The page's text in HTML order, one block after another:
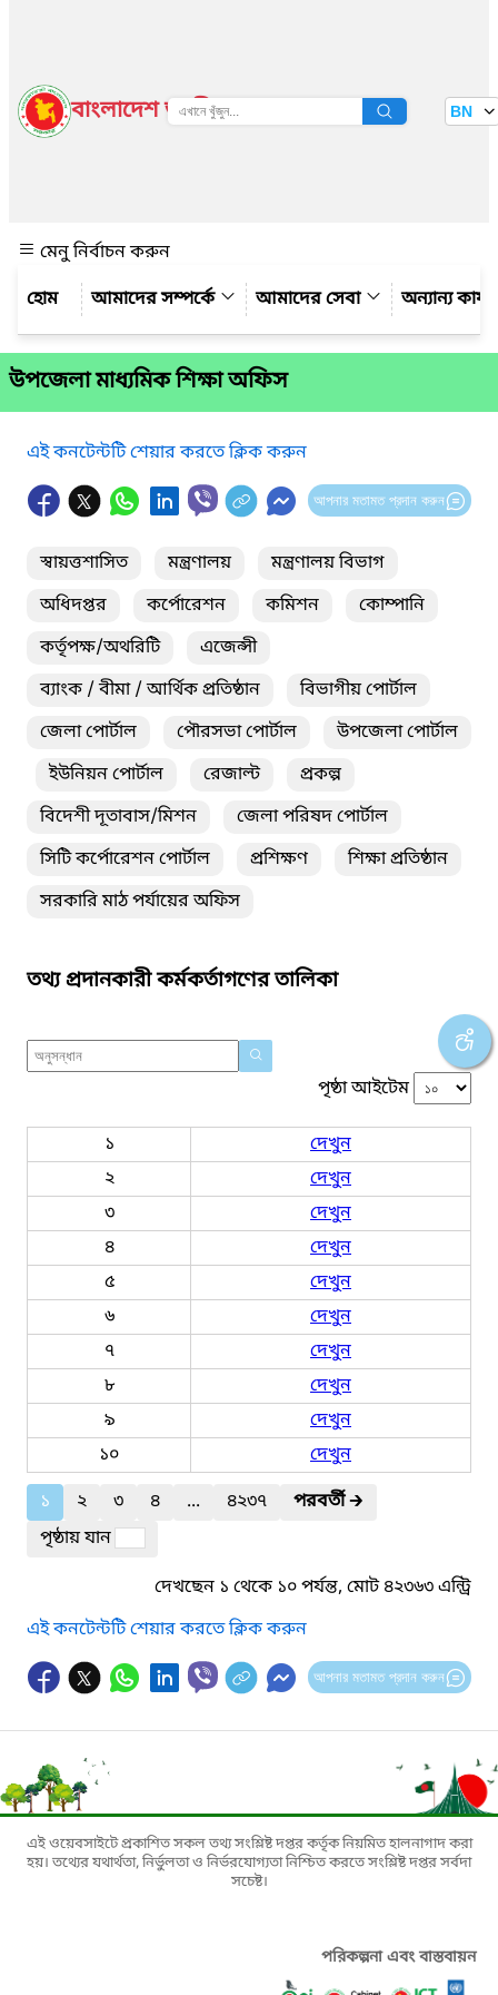
বাংলাদেশ জাতীয় তথ্য বাতায়ন BN
মেনু নির্বাচন করুন
আমাদের সম্পর্কে
আমাদের সেবা অন্যান্য
উপজেলা মাধ্যমিক শিক্ষা অফিস
এই কনটেন্টটি শেয়ার করতে ক্লিক করুন
আপনার মতামত প্রদান করুন
স্বায়ত্তশাসিত মন্ত্রণালয়
মন্ত্রণালয় বিভাগ
অধিদপ্তর
কর্পোরেশন কমিশন
কোম্পানি
কর্তৃপক্ষ/অথরিটি
এজেন্সী
ব্যাংক / বীমা / আর্থিক প্রতিষ্ঠান
বিভাগীয় পোর্টাল
জেলা পোর্টাল
পৌরসভা পোর্টাল
উপজেলা পোর্টাল
ইউনিয়ন পোর্টাল
রেজাল্ট
প্রকল্প
বিদেশী দূতাবাস/মিশন
জেলা পরিষদ পোর্টাল
সিটি কর্পোরেশন পোর্টাল
প্রশিক্ষণ
শিক্ষা প্রতিষ্ঠান
সরকারি মাঠ পর্যায়ের অফিস
তথ্য প্রদানকারী কর্মকর্তাগণের তালিকা
পৃষ্ঠা আইটেম
১
দেখুন
২
দেখুন
৩
দেখুন
৪
দেখুন
৫
দেখুন
৬
দেখুন
৭
দেখুন
৮
দেখুন
৯
দেখুন
১০
দেখুন
১
২ ৩ ৪ ... ৪২৩৭ পরবর্তী🡲
পৃষ্ঠায় যান
দেখছেন ১ থেকে ১০ পর্যন্ত, মোট ৪২৩৬৩ এন্ট্রি
এই কনটেন্টটি শেয়ার করতে ক্লিক করুন
আপনার মতামত প্রদান করুন
এই ওয়েবসাইটে প্রকাশিত সকল তথ্য সংশ্লিষ্ট দপ্তর কর্তৃক নিয়মিত হালনাগাদ করা
হয়। তথ্যের যথার্থতা, নির্ভুলতা ও নির্ভরযোগ্যতা নিশ্চিত করতে সংশ্লিষ্ট দপ্তর সর্বদা
সচেষ্ট।
পরিকল্পনা এবং বাস্তবায়ন